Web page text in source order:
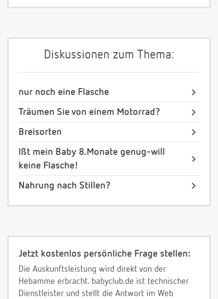
Diskussionen zum Thema:
nur noch eine Flasche
Träumen Sie von einem Motorrad?
Breisorten
Ißt mein Baby 8.Monate genug-will
keine Flasche!
Nahrung nach Stillen?
Jetzt kostenlos persönliche Frage stellen:
Die Auskunftsleistung wird direkt von der
Hebamme erbracht. babyclub.de ist technischer
Dienstleister und stellt die Antwort im Web